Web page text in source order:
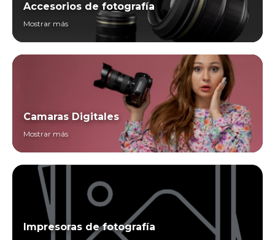
Accesorios de fotografía
Mostrar más
Camaras Digitales
Mostrar más
Impresoras de fotografía